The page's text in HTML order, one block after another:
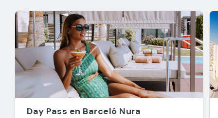
Day Pass en Barceló Nura